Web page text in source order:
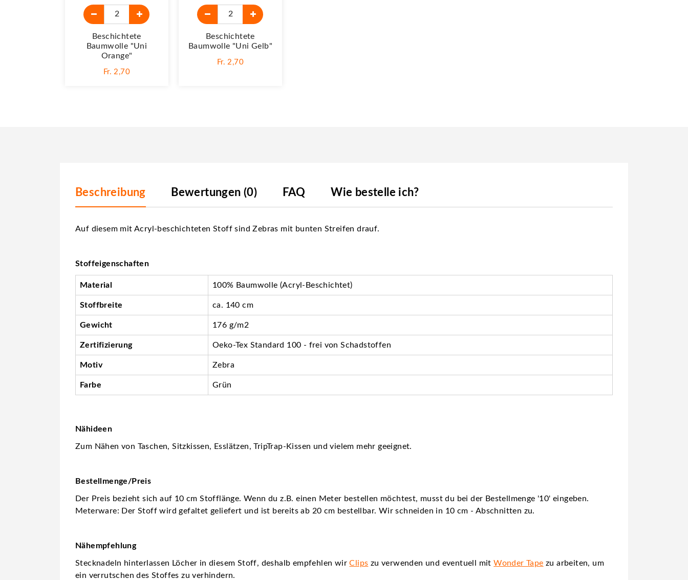
Beschichtete
Baumwolle "Uni
Orange"
Fr. 2,70
Beschichtete
Baumwolle "Uni Gelb"
Fr. 2,70
Beschreibung Bewertungen (0) FAQ Wie bestelle ich?
Auf diesem mit Acryl-beschichteten Stoff sind Zebras mit bunten Streifen drauf.
Stoffeigenschaften
Material 100% Baumwolle (Acryl-Beschichtet)
Stoffbreite ca. 140 cm
Gewicht 176 g/m2
Zertifizierung Oeko-Tex Standard 100 - frei von Schadstoffen
Motiv Zebra
Farbe Grün
Nähideen
Zum Nähen von Taschen, Sitzkissen, Esslätzen, TripTrap-Kissen und vielem mehr geeignet.
Bestellmenge/Preis
Der Preis bezieht sich auf 10 cm Stofflänge. Wenn du z.B. einen Meter bestellen möchtest, musst du bei der Bestellmenge '10' eingeben.
Meterware: Der Stoff wird gefaltet geliefert und ist bereits ab 20 cm bestellbar. Wir schneiden in 10 cm - Abschnitten zu.
Nähempfehlung
Stecknadeln hinterlassen Löcher in diesem Stoff, deshalb empfehlen wirClips zu verwenden und eventuell mitWonder Tape zu arbeiten, um
ein verrutschen des Stoffes zu verhindern.